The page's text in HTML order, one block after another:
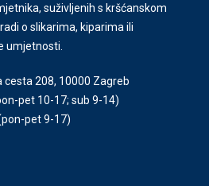
suživljenih s kršćanskom
o slikarima, kiparima ili
umjetnosti.
cesta 208, 10000 Zagreb
pet 10-17; sub 9-14)
pet 9-17)